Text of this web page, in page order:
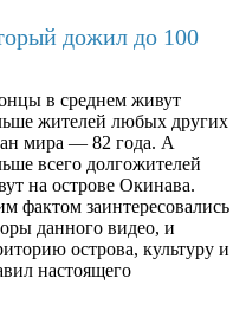
дожил до 100
в среднем живут
жителей любых других
мира — 82 года. А
всего долгожителей
на острове Окинава.
фактом заинтересовались
данного видео, и
острова, культуру и
настоящего